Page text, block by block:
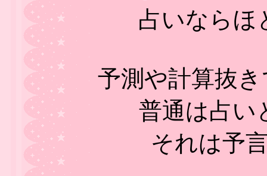
占いならほ
予測や計算抜
普通は占い
それは予